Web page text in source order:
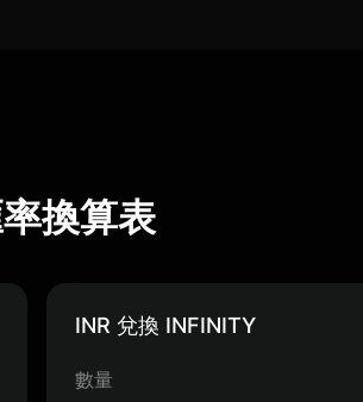
換算表
INR 兌換 INFINITY
數量